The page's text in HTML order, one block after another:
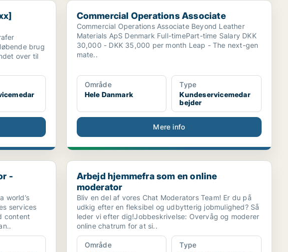
Dan...
brug
over til
Commercial Operations Associate
Commercial Operations Associate
Commercial Operations Associate Beyond Leather
Materials ApS Denmark Full-timePart-time Salary DKK
30,000 - DKK 35,000 per month Leap - The next-gen
mate..
Område
Hele Danmark
Type
Kundeservicemedar
bejder
Mere info
Moderator...
-
world’s
services
content
Arbejd hjemmefra som en online moderator
Arbejd hjemmefra som en online
moderator
Bliv en del af vores Chat Moderators Team! Er du på
udkig efter en fleksibel og udbytterig jobmulighed? Så
leder vi efter dig!Jobbeskrivelse: Overvåg og moderer
online chatrum for at si..
Område
Type